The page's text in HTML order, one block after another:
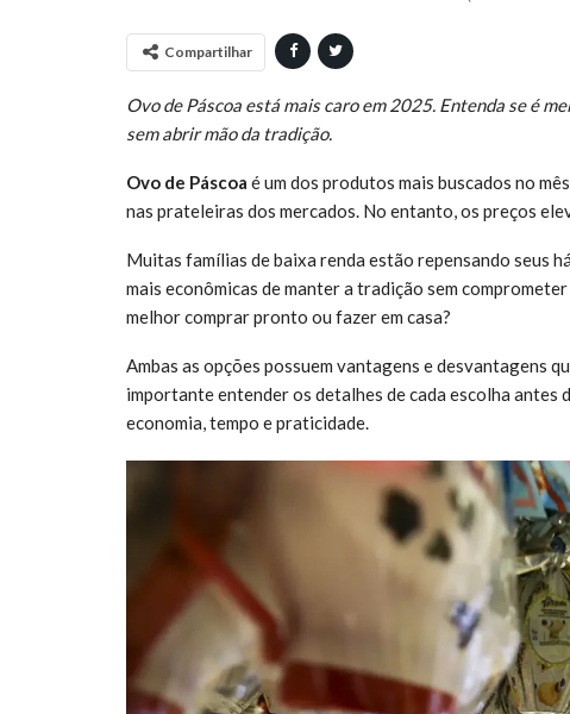
Compartilhar
Ovo de Páscoa está mais caro em 2025. Entenda se é
sem abrir mão da tradição.
Ovo de Páscoa é um dos produtos mais buscados no
nas prateleiras dos mercados. No entanto, os preços
Muitas famílias de baixa renda estão repensando seus
mais econômicas de manter a tradição sem
melhor comprar pronto ou fazer em casa?
Ambas as opções possuem vantagens e desvantagens
importante entender os detalhes de cada escolha antes
economia, tempo e praticidade.